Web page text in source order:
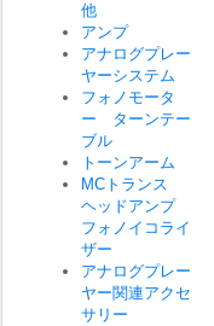
他
アンプ
アナログプレー
ヤーシステム
フォノモータ
ー ターンテー
ブル
トーンアーム
MCトランス
ヘッドアンプ
フォノイコライ
ザー
アナログプレー
ヤー関連アクセ
サリー